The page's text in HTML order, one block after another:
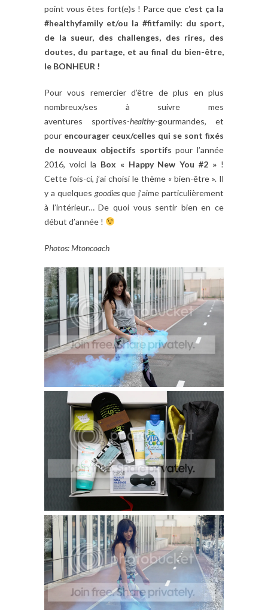
point vous êtes fort(e)s ! Parce que c’est ça la
#healthyfamily et/ou la #fitfamily: du sport,
de la sueur, des challenges, des rires, des
doutes, du partage, et au final du bien-être,
le BONHEUR !
Pour vous remercier d’être de plus en plus
nombreux/ses à suivre mes
aventures sportives-healthy-gourmandes, et
pour encourager ceux/celles qui se sont fixés
de nouveaux objectifs sportifs pour l’année
2016, voici la Box « Happy New You #2 » !
Cette fois-ci, j’ai choisi le thème « bien-être ». Il
y a quelques goodiesque j’aime particulièrement
à l’intérieur… De quoi vous sentir bien en ce
début d’année !
Photos: Mtoncoach